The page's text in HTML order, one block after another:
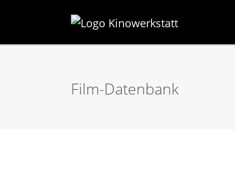
Film-Datenbank